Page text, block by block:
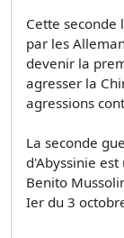
Cette
par les
devenir la
agresser la
agressions
La seconde
d'Abyssinie
Benito
Ier du 3